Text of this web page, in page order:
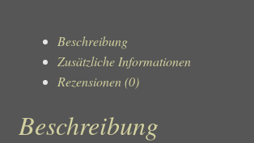
Beschreibung
Zusätzliche Informationen
Rezensionen (0)
Beschreibung